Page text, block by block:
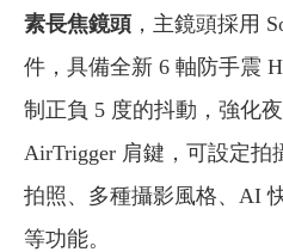
素長焦鏡頭，主鏡頭採用
件，具備全新 6 軸防手震
制正負 5 度的抖動，強化
AirTrigger 肩鍵，可設定
拍照、多種攝影風格、AI
等功能。